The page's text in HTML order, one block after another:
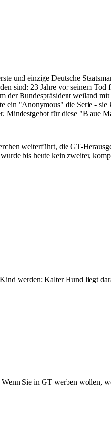
und einzige Deutsche
sind: 23 Jahre vor seinem Tod
Bundespräsident weiland
ein "Anonymous" die Serie -
Mindestgebot für diese "Blaue
weiterführt, die GT-
bis heute kein zweiter,
werden: Kalter Hund liegt
Sie in GT werben wollen,